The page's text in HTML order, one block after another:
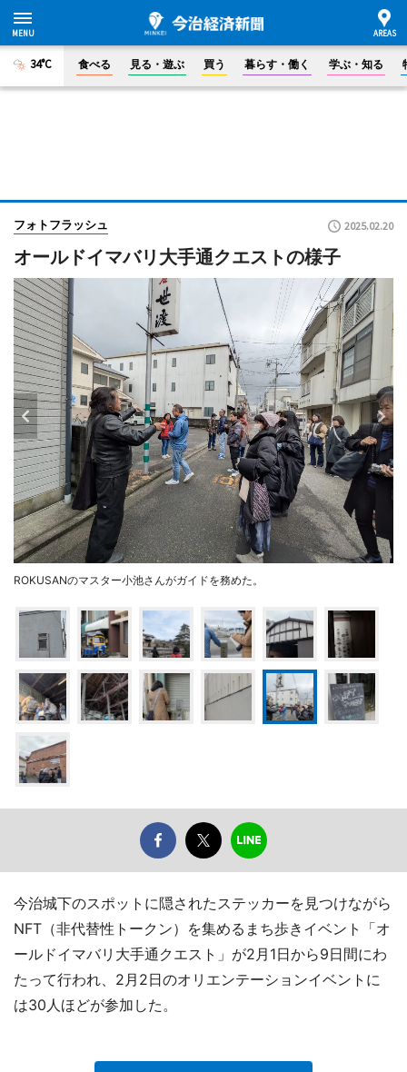
34°C 食べる 見る・遊ぶ 買う 暮らす・働く 学ぶ・知る
フォトフラッシュ 2025.02.20
オールドイマバリ大手通クエストの様子
ROKUSANのマスター小池さんがガイドを務めた。
今治城下のスポットに隠されたステッカーを見つけながら
NFT（非代替性トークン）を集めるまち歩きイベント「オ
ールドイマバリ大手通クエスト」が2月1日から9日間にわ
たって行われ、2月2日のオリエンテーションイベントに
は30人ほどが参加した。